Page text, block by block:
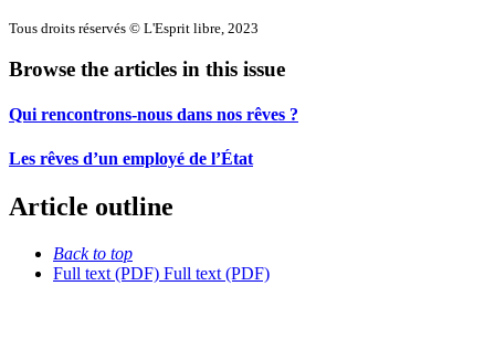
Tous droits réservés © L'Esprit libre, 2023
Browse the articles in this issue
Qui rencontrons-nous dans nos rêves ?
Les rêves d’un employé de l’État
Article outline
Back to top
Full text (PDF) Full text (PDF)